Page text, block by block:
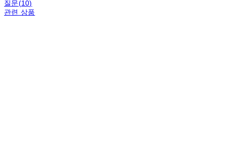
질문(10)
관련 상품